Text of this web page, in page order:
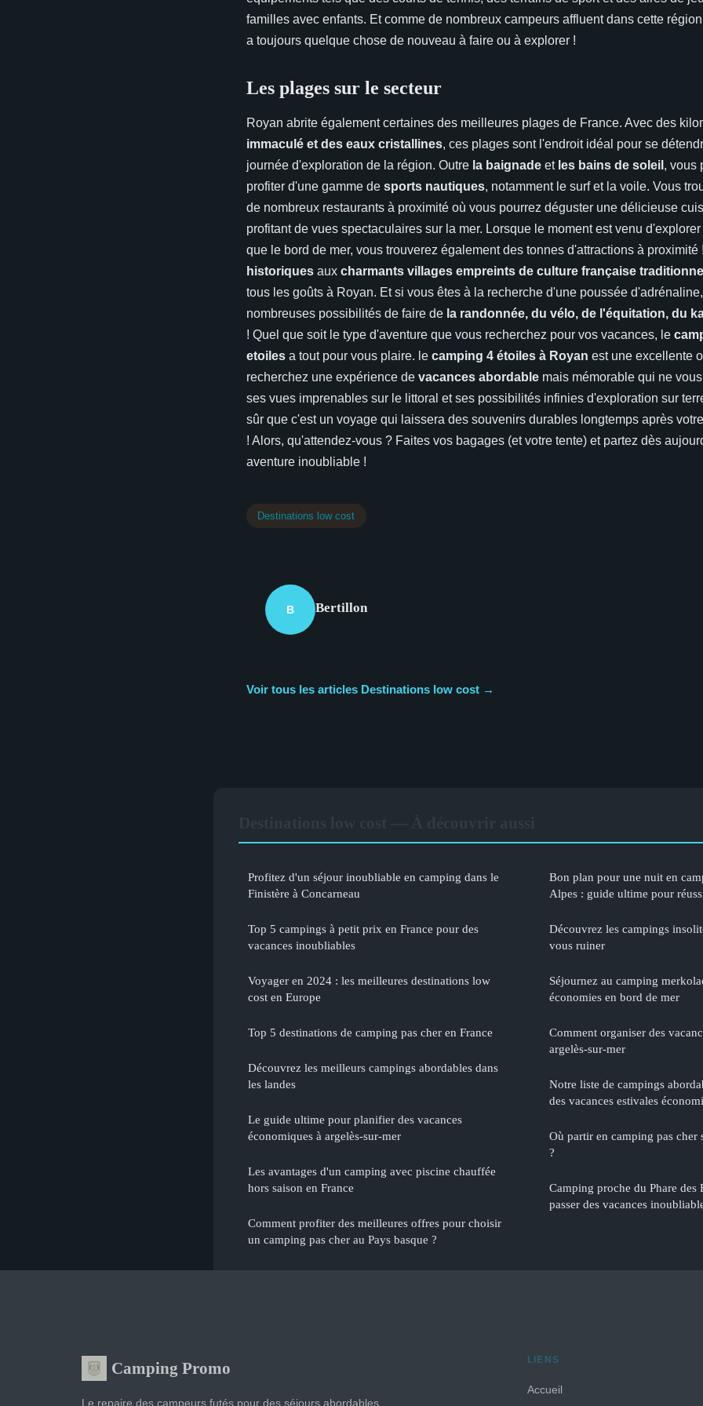
familles avec enfants. Et comme de nombreux campeurs affluent dans cette
a toujours quelque chose de nouveau à faire ou à explorer !
Les plages sur le secteur
Royan abrite également certaines des meilleures plages de France. Avec des
immaculé et des eaux cristallines, ces plages sont l'endroit idéal pour se
journée d'exploration de la région. Outre la baignade et les bains de soleil , vous
profiter d'une gamme de sports nautiques, notamment le surf et la voile. Vous
de nombreux restaurants à proximité où vous pourrez déguster une délicieuse
profitant de vues spectaculaires sur la mer. Lorsque le moment est venu
que le bord de mer, vous trouverez également des tonnes d'attractions à
historiques aux charmants villages empreints de culture française
tous les goûts à Royan. Et si vous êtes à la recherche d'une poussée
nombreuses possibilités de faire de la randonnée, du vélo, de l'équitation, du
! Quel que soit le type d'aventure que vous recherchez pour vos vacances, le
etoiles a tout pour vous plaire. le camping 4 étoiles à Royan est une excellente
recherchez une expérience de vacances abordable mais mémorable qui ne
ses vues imprenables sur le littoral et ses possibilités infinies d'exploration sur
sûr que c'est un voyage qui laissera des souvenirs durables longtemps après
! Alors, qu'attendez-vous ? Faites vos bagages (et votre tente) et partez dès
aventure inoubliable !
Destinations low cost
B Bertillon
Voir tous les articles Destinations low cost →
Profitez d'un séjour inoubliable en camping dans le
Finistère à Concarneau
Top 5 campings à petit prix en France pour des
vacances inoubliables
Voyager en 2024 : les meilleures destinations low
cost en Europe
Top 5 destinations de camping pas cher en France
Découvrez les meilleurs campings abordables dans
les landes
Le guide ultime pour planifier des vacances
économiques à argelès-sur-mer
Les avantages d'un camping avec piscine chauffée
hors saison en France
Comment profiter des meilleures offres pour choisir
un camping pas cher au Pays basque ?
Bon plan pour une nuit en
Alpes : guide ultime pour
Découvrez les campings
vous ruiner
Séjournez au camping
économies en bord de mer
Comment organiser des
argelès-sur-mer
Notre liste de campings
des vacances estivales
Où partir en camping pas
?
Camping proche du Phare des
passer des vacances
Camping Promo
Le repaire des campeurs futés pour des séjours abordables
LIENS
Accueil